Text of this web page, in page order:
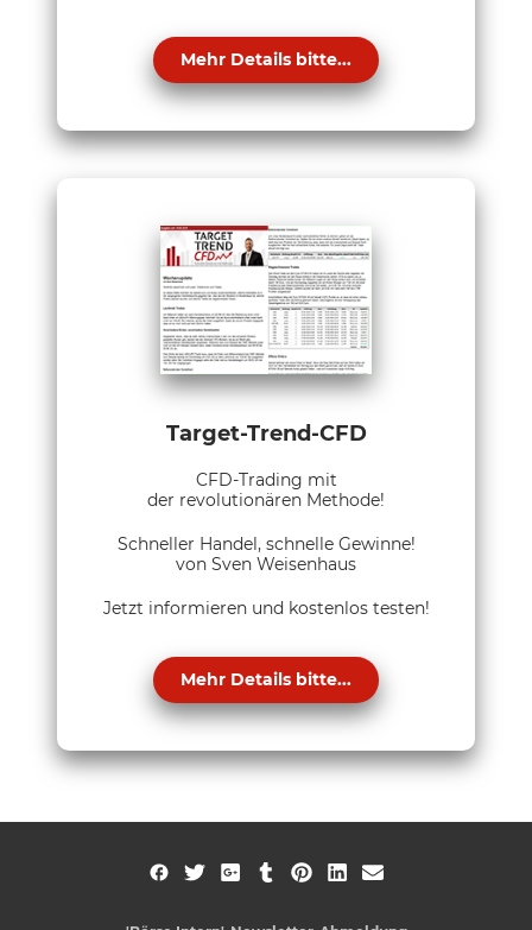
Mehr Details bitte...
Target-Trend-CFD
CFD-Trading mit
der revolutionären Methode!
Schneller Handel, schnelle Gewinne!
von Sven Weisenhaus
Jetzt informieren und kostenlos testen!
Mehr Details bitte...